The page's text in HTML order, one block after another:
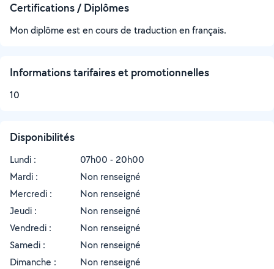
Certifications / Diplômes
Mon diplôme est en cours de traduction en français.
Informations tarifaires et promotionnelles
10
Disponibilités
Lundi :
07h00 - 20h00
Mardi :
Non renseigné
Mercredi :
Non renseigné
Jeudi :
Non renseigné
Vendredi :
Non renseigné
Samedi :
Non renseigné
Dimanche :
Non renseigné